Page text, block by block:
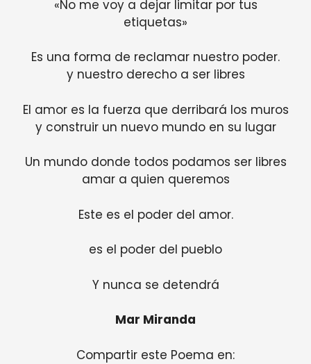
«No me voy a dejar limitar por tus
etiquetas»
Es una forma de reclamar nuestro poder.
y nuestro derecho a ser libres
El amor es la fuerza que derribará los muros
y construir un nuevo mundo en su lugar
Un mundo donde todos podamos ser libres
amar a quien queremos
Este es el poder del amor.
es el poder del pueblo
Y nunca se detendrá
Mar Miranda
Compartir este Poema en: